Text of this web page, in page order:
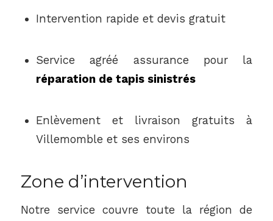
Intervention rapide et devis gratuit
Service agréé assurance pour la
réparation de tapis sinistrés
Enlèvement et livraison gratuits à
Villemomble et ses environs
Zone d’intervention
Notre service couvre toute la région de